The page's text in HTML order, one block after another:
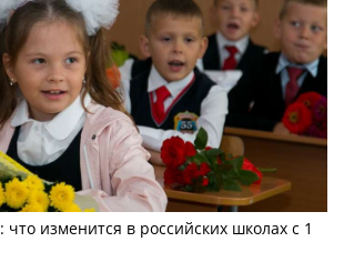
изменится в российских школах с 1